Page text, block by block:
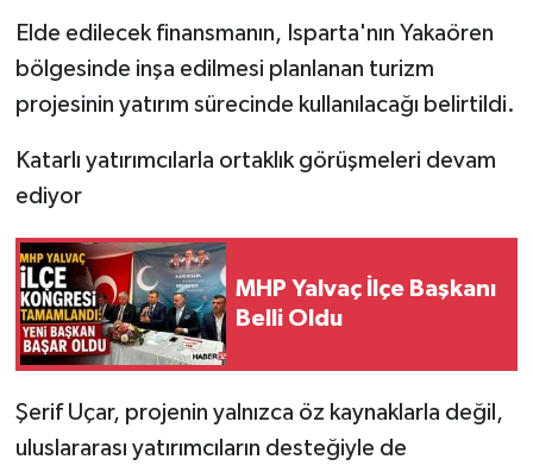
Elde edilecek finansmanın, Isparta'nın Yakaören
bölgesinde inşa edilmesi planlanan turizm
projesinin yatırım sürecinde kullanılacağı belirtildi.
Katarlı yatırımcılarla ortaklık görüşmeleri devam
ediyor
MHP Yalvaç İlçe Başkanı
Belli Oldu
Şerif Uçar, projenin yalnızca öz kaynaklarla değil,
uluslararası yatırımcıların desteğiyle de
Künye